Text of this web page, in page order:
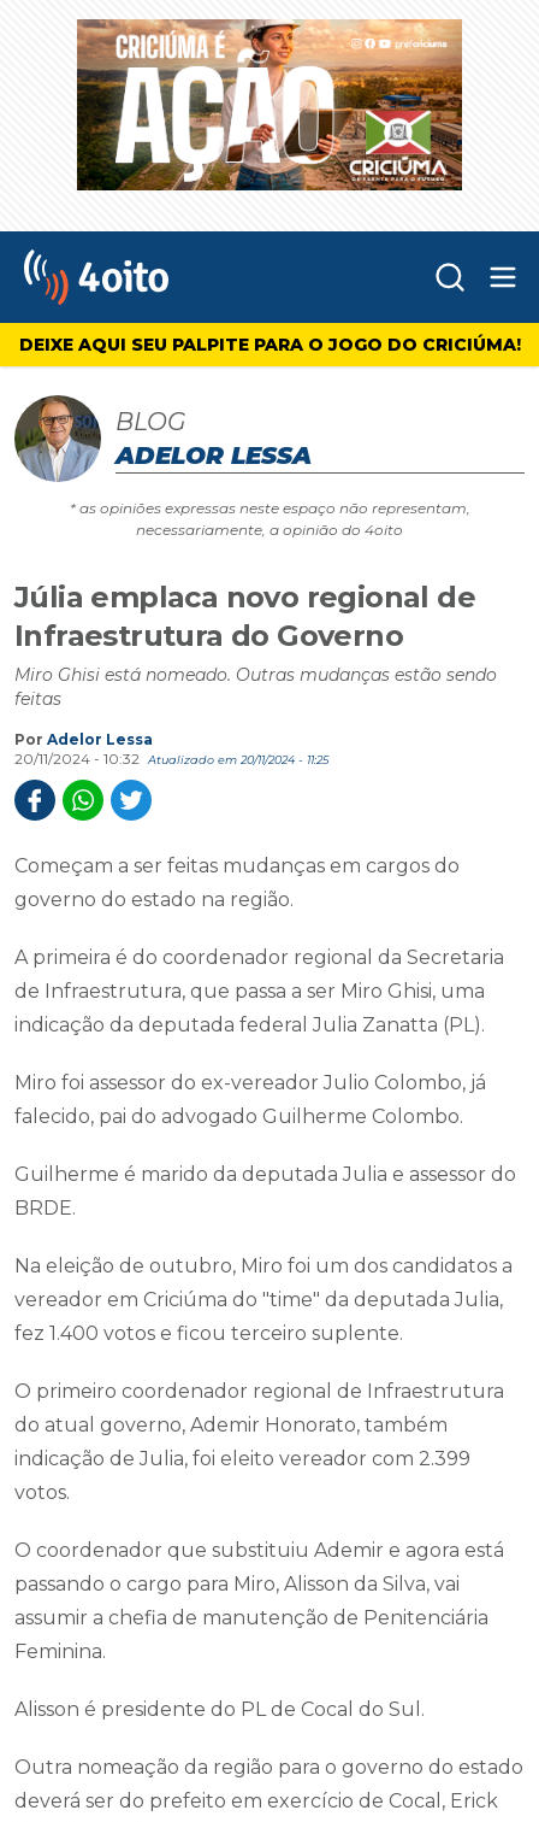
4oito
DEIXE AQUI SEU PALPITE PARA O JOGO DO CRICIÚMA!
BLOG
ADELOR LESSA
* as opiniões expressas neste espaço não representam,
necessariamente, a opinião do 4oito
Júlia emplaca novo regional de
Infraestrutura do Governo
Miro Ghisi está nomeado. Outras mudanças estão sendo
feitas
Por Adelor Lessa
20/11/2024 - 10:32
Atualizado em 20/11/2024 - 11:25
Começam a ser feitas mudanças em cargos do
governo do estado na região.
A primeira é do coordenador regional da Secretaria
de Infraestrutura, que passa a ser Miro Ghisi, uma
indicação da deputada federal Julia Zanatta (PL).
Miro foi assessor do ex-vereador Julio Colombo, já
falecido, pai do advogado Guilherme Colombo.
Guilherme é marido da deputada Julia e assessor do
BRDE.
Na eleição de outubro, Miro foi um dos candidatos a
vereador em Criciúma do "time" da deputada Julia,
fez 1.400 votos e ficou terceiro suplente.
O primeiro coordenador regional de Infraestrutura
do atual governo, Ademir Honorato, também
indicação de Julia, foi eleito vereador com 2.399
votos.
O coordenador que substituiu Ademir e agora está
passando o cargo para Miro, Alisson da Silva, vai
assumir a chefia de manutenção de Penitenciária
Feminina.
Alisson é presidente do PL de Cocal do Sul.
Outra nomeação da região para o governo do estado
deverá ser do prefeito em exercício de Cocal, Erick